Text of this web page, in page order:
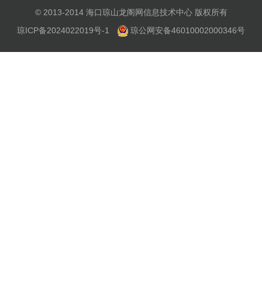
© 2013-2014 海口琼山龙阁网信息技术中心 版权所有
琼ICP备2024022019号-1
琼公网安备46010002000346号